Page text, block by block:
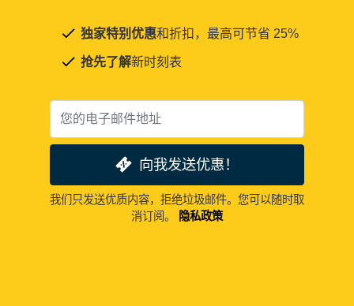
独家特别优惠和折扣，最高可节省 25%
抢先了解新时刻表
向我发送优惠！
我们只发送优质内容，拒绝垃圾邮件。您可以随时取
消订阅。
隐私政策